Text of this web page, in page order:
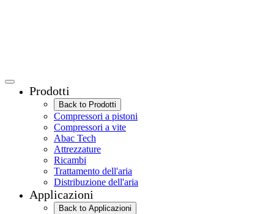
Prodotti
Back to Prodotti
Compressori a pistoni
Compressori a vite
Abac Tech
Attrezzature
Ricambi
Trattamento dell'aria
Distribuzione dell'aria
Applicazioni
Back to Applicazioni